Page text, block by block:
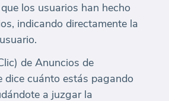
los usuarios han hecho
indicando directamente la
de Anuncios de
dice cuánto estás pagando
a juzgar la